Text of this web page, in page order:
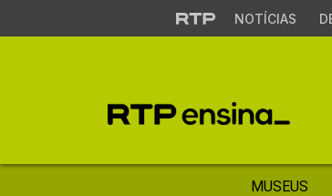
NOTÍCIAS
MUSEUS